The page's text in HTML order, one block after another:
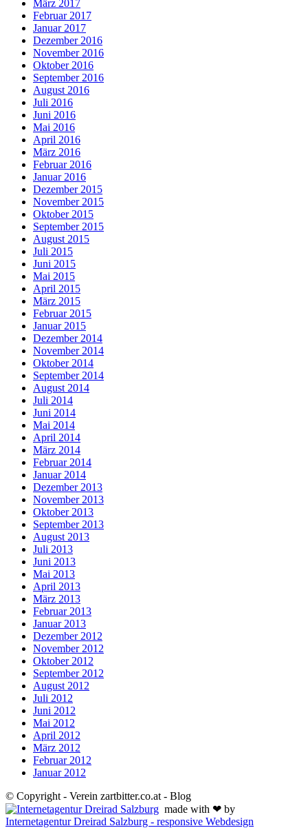
März 2017
Februar 2017
Januar 2017
Dezember 2016
November 2016
Oktober 2016
September 2016
August 2016
Juli 2016
Juni 2016
Mai 2016
April 2016
März 2016
Februar 2016
Januar 2016
Dezember 2015
November 2015
Oktober 2015
September 2015
August 2015
Juli 2015
Juni 2015
Mai 2015
April 2015
März 2015
Februar 2015
Januar 2015
Dezember 2014
November 2014
Oktober 2014
September 2014
August 2014
Juli 2014
Juni 2014
Mai 2014
April 2014
März 2014
Februar 2014
Januar 2014
Dezember 2013
November 2013
Oktober 2013
September 2013
August 2013
Juli 2013
Juni 2013
Mai 2013
April 2013
März 2013
Februar 2013
Januar 2013
Dezember 2012
November 2012
Oktober 2012
September 2012
August 2012
Juli 2012
Juni 2012
Mai 2012
April 2012
März 2012
Februar 2012
Januar 2012
© Copyright - Verein zartbitter.co.at - Blog
made with ❤ by
Internetagentur Dreirad Salzburg - responsive Webdesign